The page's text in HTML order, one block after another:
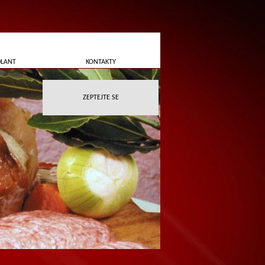
KONTAKTY
ZEPTEJTE SE